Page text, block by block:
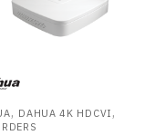
, DAHUA 4K HDCVI ,